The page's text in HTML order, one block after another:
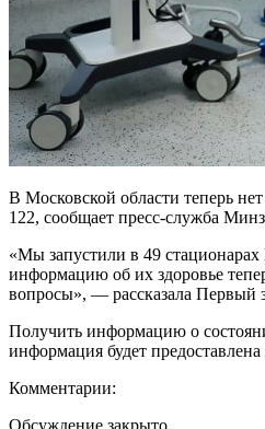
В Московской области теперь
122, сообщает пресс-служба
«Мы запустили в 49
информацию об их здоровье
вопросы», — рассказала Первый
Получить информацию о
информация будет
Комментарии:
Обсуждение закрыто.